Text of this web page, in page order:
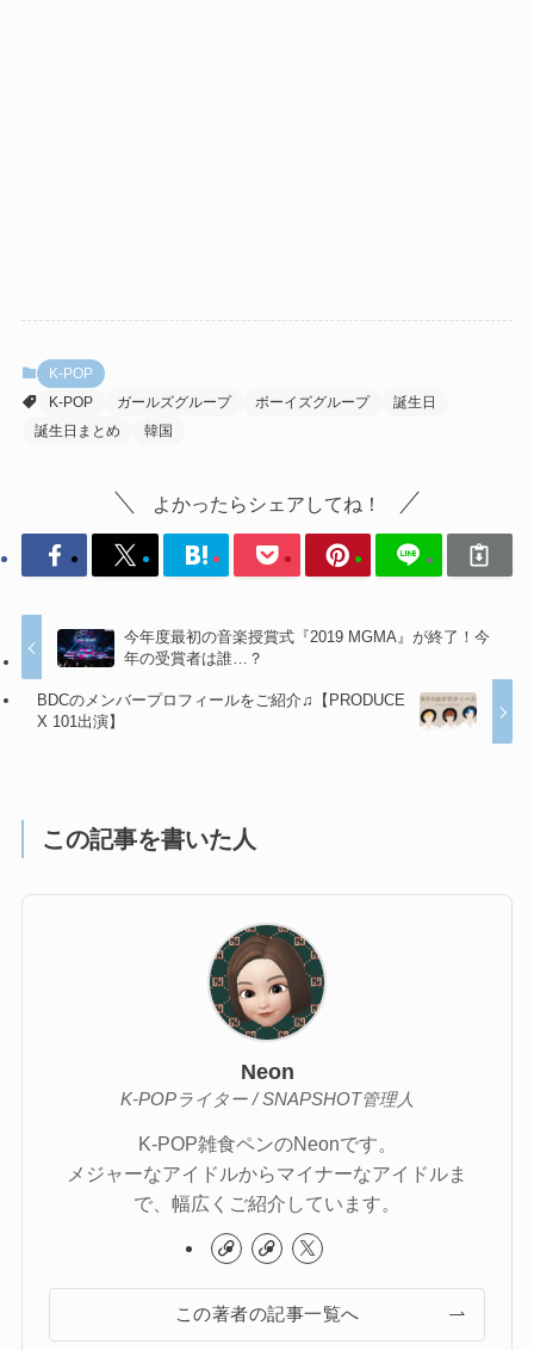
K-POP
K-POP
ガールズグループ ボーイズグループ
誕生日
誕生日まとめ
韓国
よかったらシェアしてね！
今年度最初の音楽授賞式『2019 MGMA』が終了！今
年の受賞者は誰…？
BDCのメンバープロフィールをご紹介♫【PRODUCE
X 101出演】
この記事を書いた人
Neon
K-POPライター / SNAPSHOT管理人
K-POP雑食ペンのNeonです。
メジャーなアイドルからマイナーなアイドルま
で、幅広くご紹介しています。
この著者の記事一覧へ